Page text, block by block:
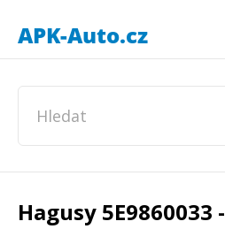
Hagusy 5E9860033